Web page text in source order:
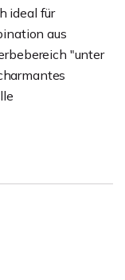
ideal für
aus
"unter